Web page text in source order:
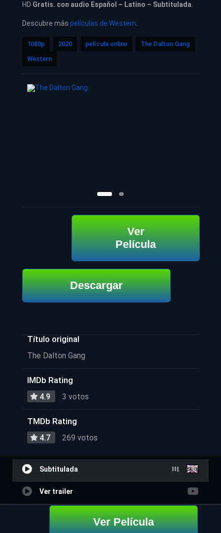
HD Gratis. con audio Español – Latino – Subtitulada
Descubre más películas de Western
1080p 2020 película online
The Dalton Gang
Western
Ver
Película
Descargar
Título original
The Dalton Gang
IMDb Rating
4.9 3 votos
TMDb Rating
4.7 269 votos
Subtitulada
Ver trailer
Ver Película